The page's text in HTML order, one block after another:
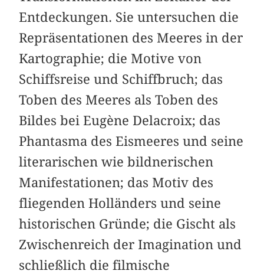
Entdeckungen. Sie untersuchen die
Repräsentationen des Meeres in der
Kartographie; die Motive von
Schiffsreise und Schiffbruch; das
Toben des Meeres als Toben des
Bildes bei Eugène Delacroix; das
Phantasma des Eismeeres und seine
literarischen wie bildnerischen
Manifestationen; das Motiv des
fliegenden Holländers und seine
historischen Gründe; die Gischt als
Zwischenreich der Imagination und
schließlich die filmische